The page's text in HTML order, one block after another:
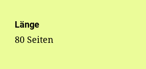
Länge
80 Seiten